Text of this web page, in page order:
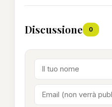
Discussione 0